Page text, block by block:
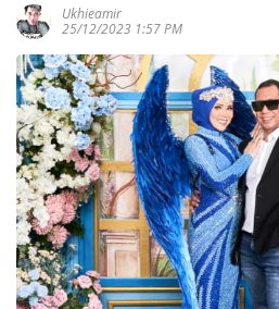
Ukhieamir
25/12/2023 1:57 PM